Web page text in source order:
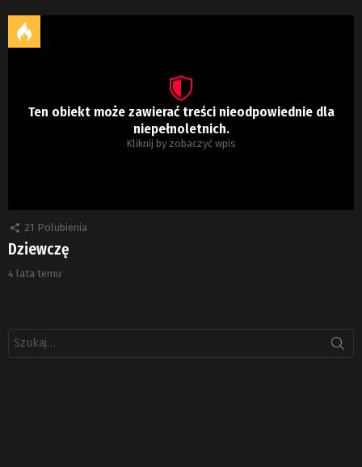
Ten obiekt może zawierać treści nieodpowiednie dla
niepełnoletnich.
Kliknij by zobaczyć wpis
21 Polubienia
Dziewczę
4 lata temu